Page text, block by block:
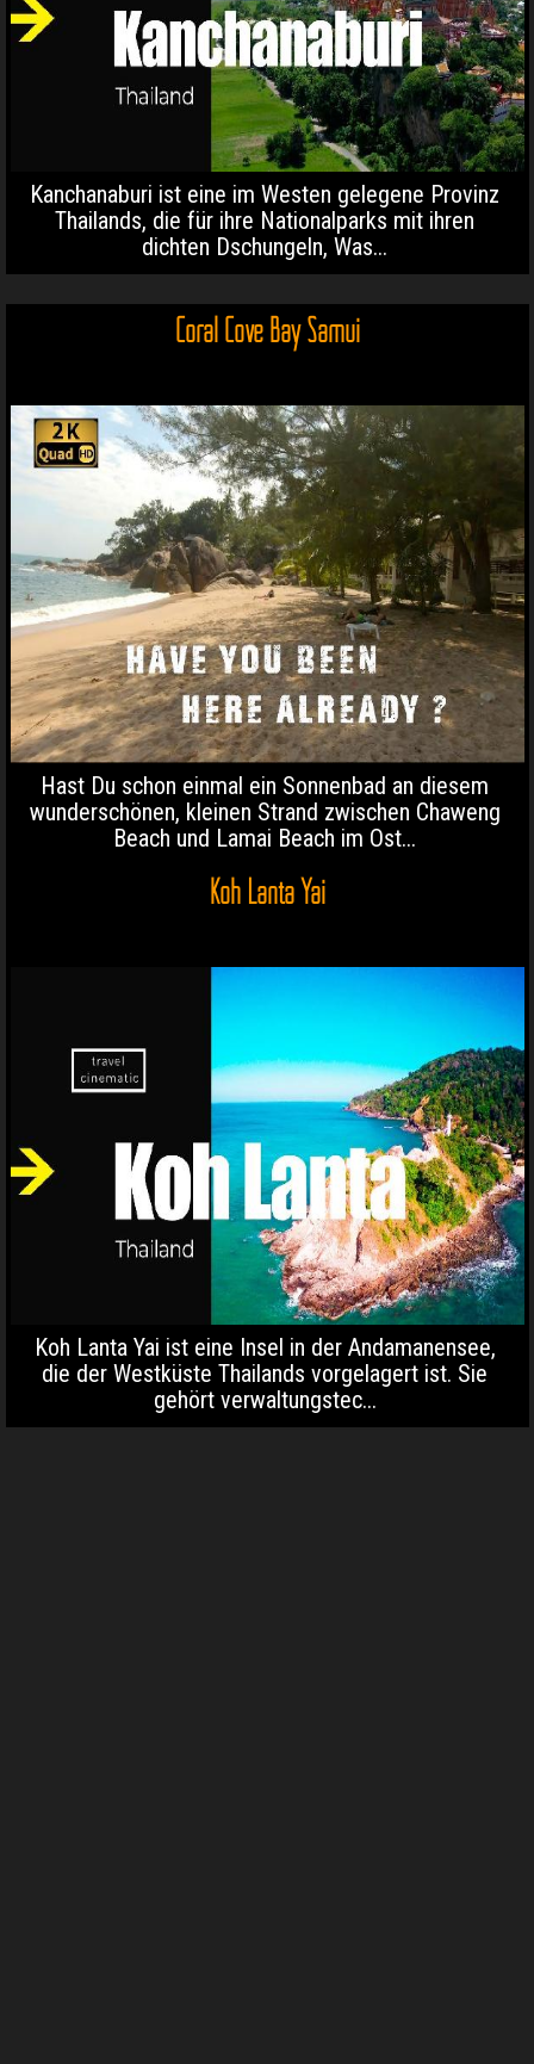
Kanchanaburi ist eine im Westen gelegene Provinz
Thailands, die für ihre Nationalparks mit ihren
dichten Dschungeln, Was...
Coral Cove Bay Samui
Hast Du schon einmal ein Sonnenbad an diesem
wunderschönen, kleinen Strand zwischen Chaweng
Beach und Lamai Beach im Ost...
Koh Lanta Yai
Koh Lanta Yai ist eine Insel in der Andamanensee,
die der Westküste Thailands vorgelagert ist. Sie
gehört verwaltungstec...